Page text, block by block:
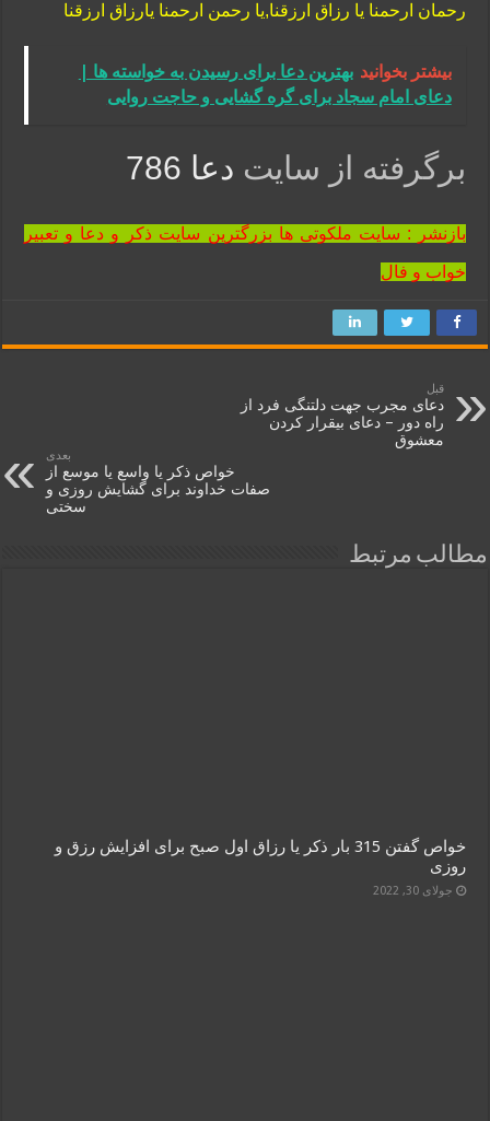
رحمان ارحمنا يا رزاق ارزقنا,يا رحمن ارحمنا يارزاق ارزقنا
بیشتر بخوانید بهترین دعا برای رسیدن به خواسته‌ ها |
دعای امام سجاد برای گره‌ گشایی و حاجت روایی
برگرفته از سایت دعا 786
بازنشر : سایت ملکوتی ها بزرگترین سایت ذکر و دعا و تعبیر
خواب و فال
قبل
دعای مجرب جهت دلتنگی فرد از
راه دور – دعای بیقرار کردن
معشوق
بعدی
خواص ذکر یا واسع یا موسع از
صفات خداوند برای گشایش روزی و
سختی
مطالب مرتبط
خواص گفتن 315 بار ذکر یا رزاق اول صبح برای افزایش رزق و
روزی
جولای 30, 2022